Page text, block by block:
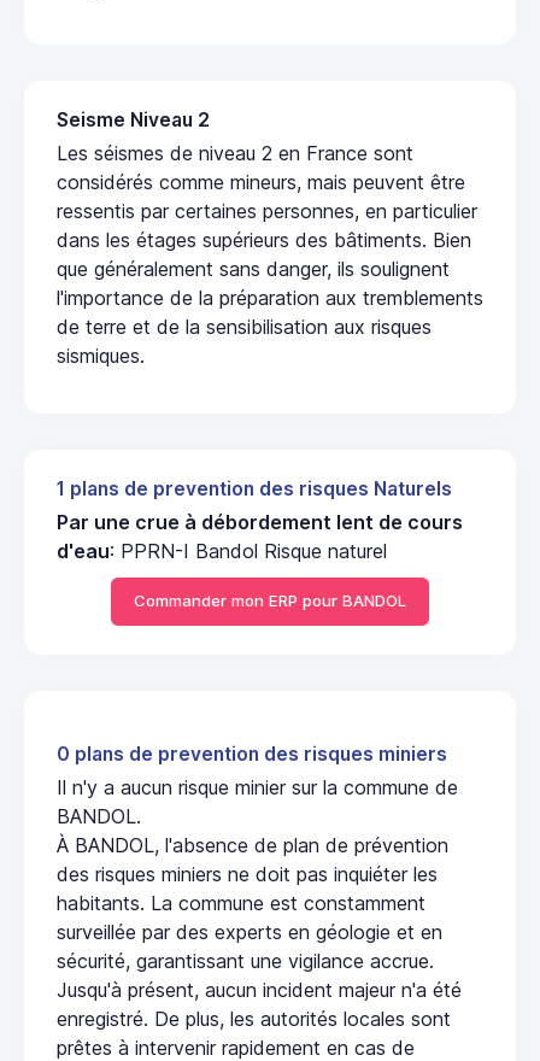
Seisme Niveau 2
Les séismes de niveau 2 en France sont
considérés comme mineurs, mais peuvent être
ressentis par certaines personnes, en particulier
dans les étages supérieurs des bâtiments. Bien
que généralement sans danger, ils soulignent
l'importance de la préparation aux tremblements
de terre et de la sensibilisation aux risques
sismiques.
1 plans de prevention des risques Naturels
Par une crue à débordement lent de cours
d'eau: PPRN-I Bandol Risque naturel
Commander mon ERP pour BANDOL
0 plans de prevention des risques miniers
Il n'y a aucun risque minier sur la commune de
BANDOL.
À BANDOL, l'absence de plan de prévention
des risques miniers ne doit pas inquiéter les
habitants. La commune est constamment
surveillée par des experts en géologie et en
sécurité, garantissant une vigilance accrue.
Jusqu'à présent, aucun incident majeur n'a été
enregistré. De plus, les autorités locales sont
prêtes à intervenir rapidement en cas de